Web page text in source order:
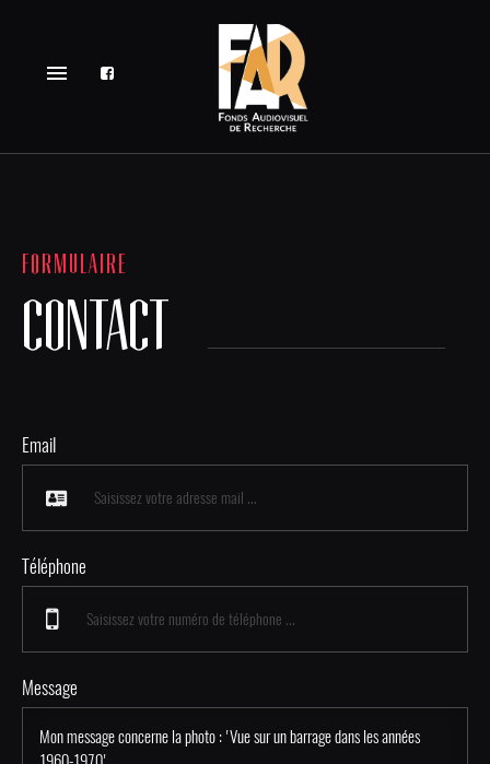
menu
FORMULAIRE
CONTACT
Email
Téléphone
Message